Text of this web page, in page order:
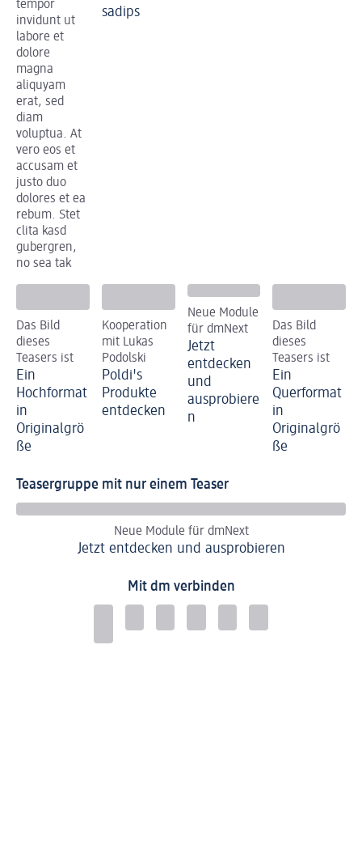
tempor
invidunt ut
labore et
dolore
magna
aliquyam
erat, sed
diam
voluptua. At
vero eos et
accusam et
justo duo
dolores et ea
rebum. Stet
clita kasd
gubergren,
no sea tak
sadips
Das Bild
dieses
Teasers ist
Ein
Hochformat
in
Originalgrö
ße
Kooperation
mit Lukas
Podolski
Poldi's
Produkte
entdecken
Neue Module
für dmNext
Jetzt
entdecken
und
ausprobiere
n
Das Bild
dieses
Teasers ist
Ein
Querformat
in
Originalgrö
ße
Teasergruppe mit nur einem Teaser
Neue Module für dmNext
Jetzt entdecken und ausprobieren
Mit dm verbinden